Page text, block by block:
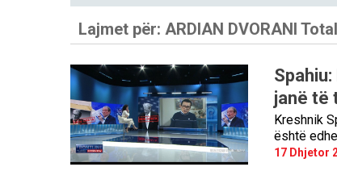
Lajmet për: ARDIAN DVORANI
janë të
Kreshnik
është
17 Dhjetor